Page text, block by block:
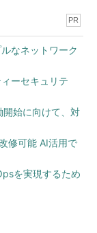
PR
なネットワーク
ーセキュリテ
開始に向けて、対
修可能 AI活用で
を実現するため